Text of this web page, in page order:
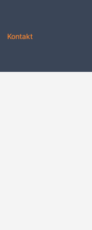
Kontakt